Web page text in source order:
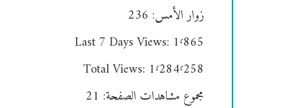
زوار الأمس: 236
Last 7 Days Views: 1٬865
Total Views: 1٬284٬258
مجموع مشاهدات الصفحة: 21